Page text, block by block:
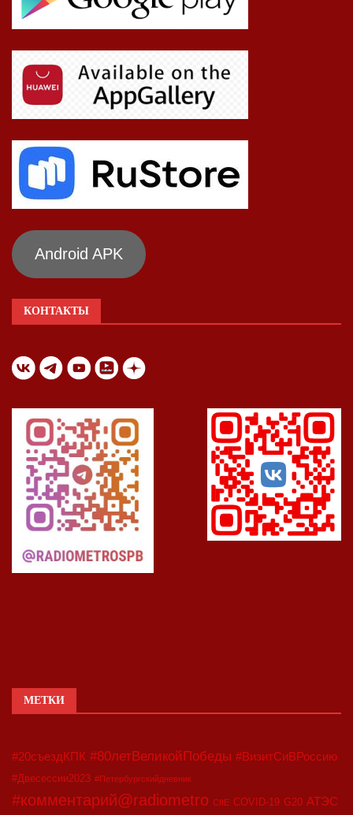
Android APK
КОНТАКТЫ
МЕТКИ
#20съездКПК #80летВеликойПобеды #ВизитСиВРоссию
#Двесессии2023 #Петербургскийдневник
#комментарий@radiometro CIIE COVID-19 G20 АТЭС